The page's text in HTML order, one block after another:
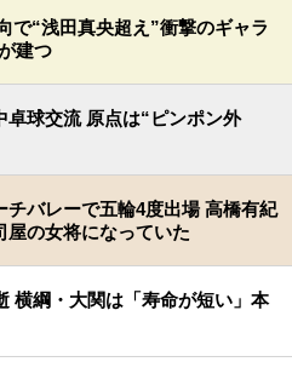
で“浅田真央超え”衝撃のギャラ
建つ
卓球交流 原点は“ピンポン外
チバレーで五輪4度出場 高橋有紀
屋の女将になっていた
横綱・大関は「寿命が短い」本